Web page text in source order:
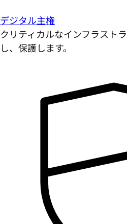
デジタル主権
クリティカルなインフラスト
し、保護します。